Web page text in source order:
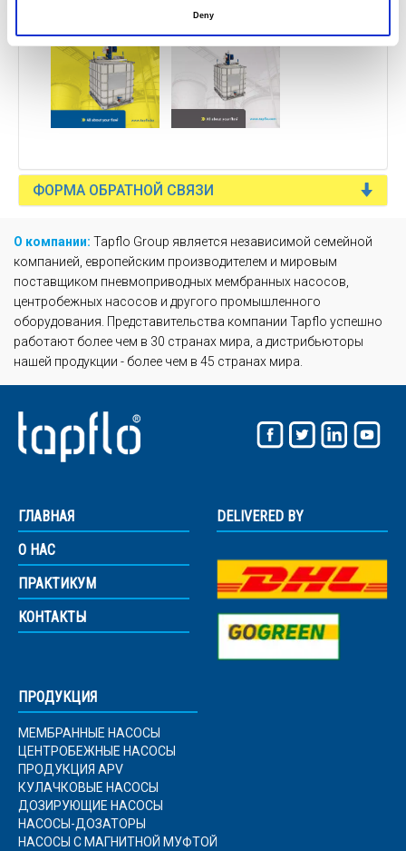
Deny
ФОРМА ОБРАТНОЙ СВЯЗИ
8 + 1 =
Отправить
This site is protected by reCAPTCHA and the Google
PolicyandTerms of Serviceapply.
О компании: Tapflo Group является независимой семейной
компанией, европейским производителем и мировым
поставщиком пневмоприводных мембранных насосов,
центробежных насосов и другого промышленного
оборудования. Представительства компании Tapflo успешно
работают более чем в 30 странах мира, а дистрибьюторы
нашей продукции - более чем в 45 странах мира.
ГЛАВНАЯ
О НАС
ПРАКТИКУМ
КОНТАКТЫ
DELIVERED BY
ПРОДУКЦИЯ
МЕМБРАННЫЕ НАСОСЫ
ЦЕНТРОБЕЖНЫЕ НАСОСЫ
ПРОДУКЦИЯ APV
КУЛАЧКОВЫЕ НАСОСЫ
ДОЗИРУЮЩИЕ НАСОСЫ
НАСОСЫ-ДОЗАТОРЫ
НАСОСЫ С МАГНИТНОЙ МУФТОЙ